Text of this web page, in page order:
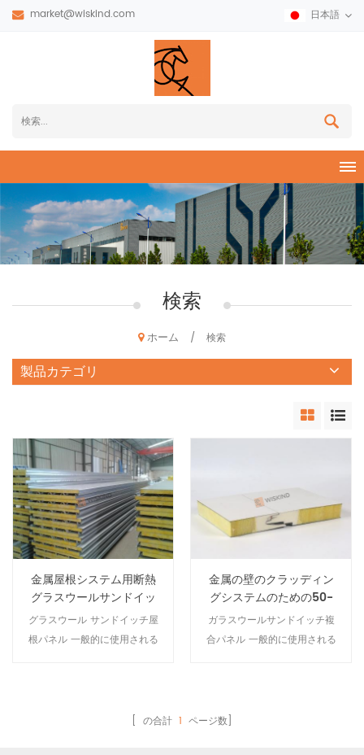
market@wiskind.com 日本語
検索
ホーム / 検索
製品カテゴリ
金属屋根システム用断熱
グラスウールサンドイッ
チパネル
グラスウール サンドイッチ屋
根パネル 一般的に使用される
アで構成されています。外皮
金属の壁のクラッディン
グシステムのための50-
150mmの厚さのグラスウ
ールサンドイッチパネル
ガラスウールサンドイッチ複
合パネル 一般的に使用される
アで構成されています。外皮
[ の合計 1 ページ数]